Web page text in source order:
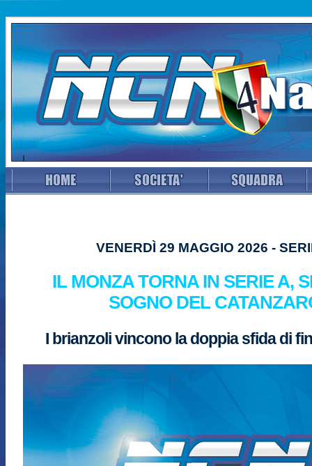
VENERDÌ 29 MAGGIO 2026 -
IL MONZA TORNA IN SERIE A,
SOGNO DEL
I brianzoli vincono la doppia sfida di